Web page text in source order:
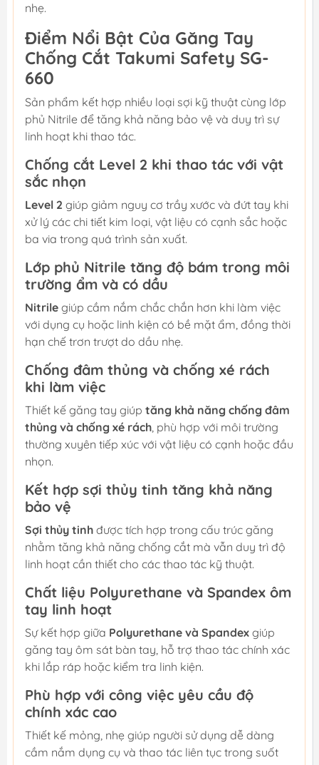
nhẹ.
Điểm Nổi Bật Của Găng Tay
Chống Cắt Takumi Safety SG-
660
Sản phẩm kết hợp nhiều loại sợi kỹ thuật cùng lớp
phủ Nitrile để tăng khả năng bảo vệ và duy trì sự
linh hoạt khi thao tác.
Chống cắt Level 2 khi thao tác với vật
sắc nhọn
Level 2 giúp giảm nguy cơ trầy xước và đứt tay khi
xử lý các chi tiết kim loại, vật liệu có cạnh sắc hoặc
ba via trong quá trình sản xuất.
Lớp phủ Nitrile tăng độ bám trong môi
trường ẩm và có dầu
Nitrile giúp cầm nắm chắc chắn hơn khi làm việc
với dụng cụ hoặc linh kiện có bề mặt ẩm, đồng thời
hạn chế trơn trượt do dầu nhẹ.
Chống đâm thủng và chống xé rách
khi làm việc
Thiết kế găng tay giúp tăng khả năng chống đâm
thủng và chống xé rách, phù hợp với môi trường
thường xuyên tiếp xúc với vật liệu có cạnh hoặc đầu
nhọn.
Kết hợp sợi thủy tinh tăng khả năng
bảo vệ
Sợi thủy tinh được tích hợp trong cấu trúc găng
nhằm tăng khả năng chống cắt mà vẫn duy trì độ
linh hoạt cần thiết cho các thao tác kỹ thuật.
Chất liệu Polyurethane và Spandex ôm
tay linh hoạt
Sự kết hợp giữa Polyurethane và Spandex giúp
găng tay ôm sát bàn tay, hỗ trợ thao tác chính xác
khi lắp ráp hoặc kiểm tra linh kiện.
Phù hợp với công việc yêu cầu độ
chính xác cao
Thiết kế mỏng, nhẹ giúp người sử dụng dễ dàng
cầm nắm dụng cụ và thao tác liên tục trong suốt